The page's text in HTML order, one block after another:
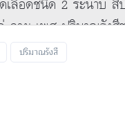
ปริมาณรังสี